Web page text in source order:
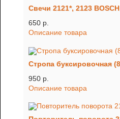
Свечи 2121*, 2123
650 p.
Описание товара
Стропа буксировочная
950 p.
Описание товара